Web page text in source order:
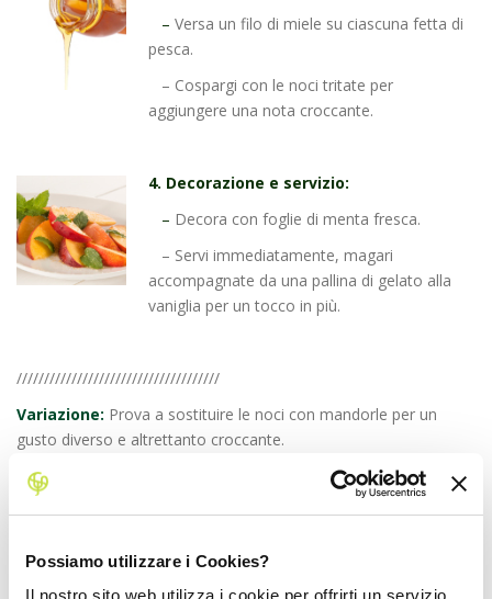
Possiamo utilizzare i Cookies?
Il nostro sito web utilizza i cookie per offrirti un servizio
– Versa un filo di miele su ciascuna fetta di
pesca.
– Cospargi con le noci tritate per
aggiungere una nota croccante.
4. Decorazione e servizio:
– Decora con foglie di menta fresca.
– Servi immediatamente, magari
accompagnate da una pallina di gelato alla
vaniglia per un tocco in più.
/////////////////////////////////////
Variazione: Prova a sostituire le noci con mandorle per un
gusto diverso e altrettanto croccante.
FAQ:
Posso usare le susine al posto delle pesche?–
Assolutamente sì! Le susine sono un’ottima alternativa e